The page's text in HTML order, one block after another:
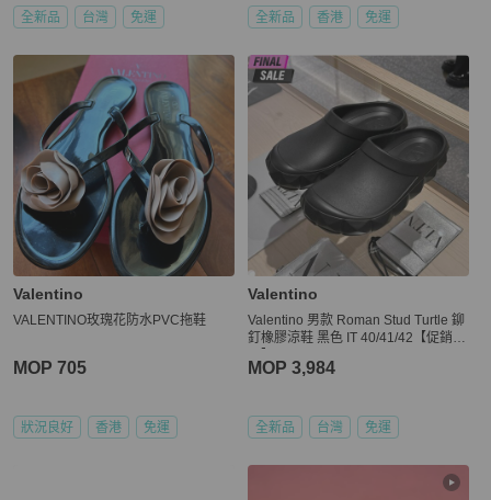
全新品 台灣 免運 全新品 香港 免運
Valentino
VALENTINO玫瑰花防水PVC拖鞋
MOP 705
狀況良好 香港 免運
Valentino
Valentino 男款 Roman Stud Turtle 鉚
釘橡膠涼鞋 黑色 IT 40/41/42【促銷
MOP 3,984
全新品 台灣 免運